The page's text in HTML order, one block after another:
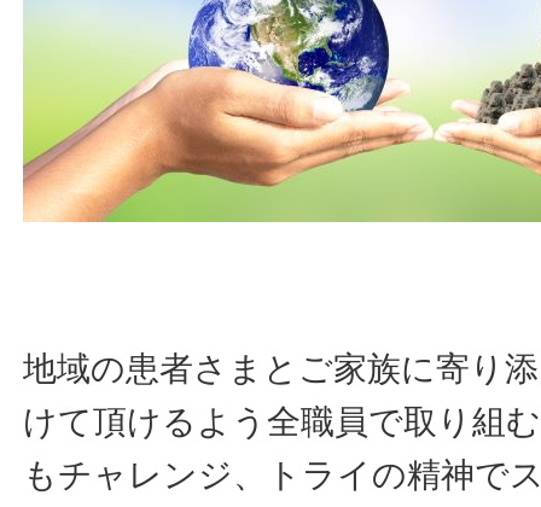
地域の患者さまとご家族に寄り
けて頂けるよう全職員で取り組
もチャレンジ、トライの精神で